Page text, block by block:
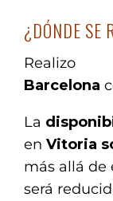
¿DÓNDE SE
Barcelona
La
en Vitoria
más allá de
será